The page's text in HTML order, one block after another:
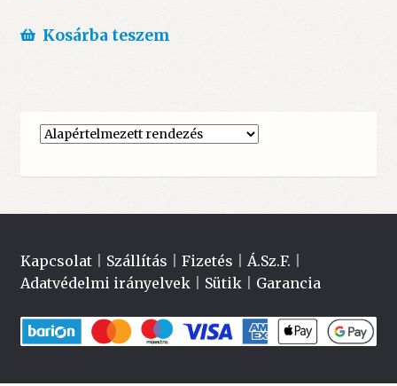
Kosárba teszem
Kapcsolat| Szállítás Fizetés Á.Sz.F.
Adatvédelmi irányelvek| Sütik| Garancia